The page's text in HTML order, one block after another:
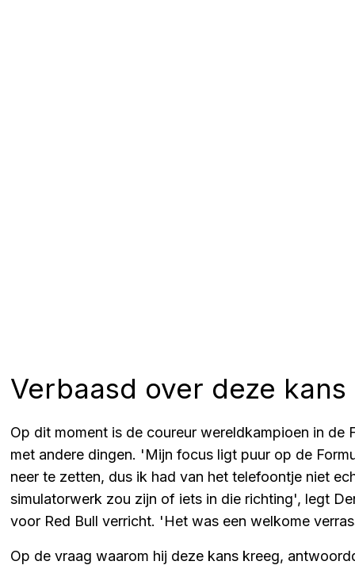
Verbaasd over deze kans
Op dit moment is de coureur wereldkampioen in de
met andere dingen. 'Mijn focus ligt puur op de
neer te zetten, dus ik had van het telefoontje niet
simulatorwerk zou zijn of iets in die richting', legt
voor Red Bull verricht. 'Het was een welkome
Op de vraag waarom hij deze kans kreeg,